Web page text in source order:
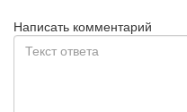
Написать комментарий